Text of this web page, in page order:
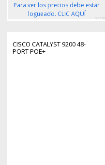
Para ver los precios debe estar
logueado. CLIC AQUÍ
96570
CISCO CATALYST 9200 48-
PORT POE+